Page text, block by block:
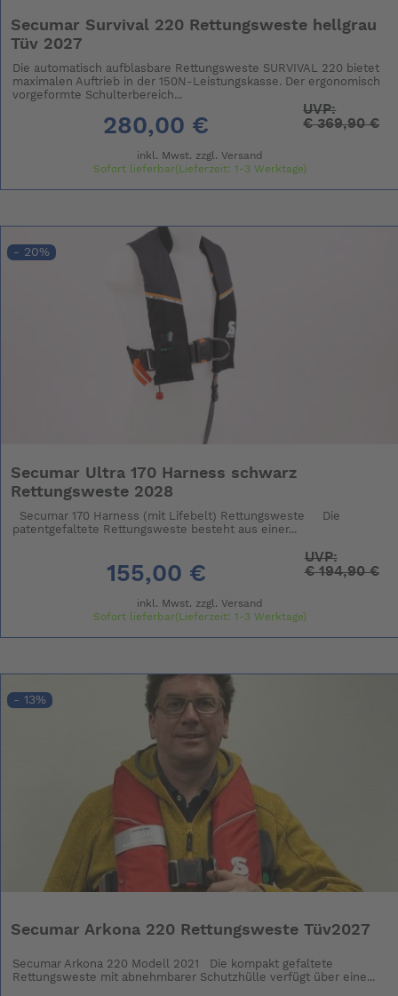
Secumar Survival 220 Rettungsweste hellgrau
Tüv 2027
Die automatisch aufblasbare Rettungsweste SURVIVAL 220 bietet
maximalen Auftrieb in der 150N-Leistungskasse. Der ergonomisch
vorgeformte Schulterbereich...
280,00 €
UVP:
€369,90 €
inkl. Mwst. zzgl. Versand
Sofort lieferbar(Lieferzeit: 1-3 Werktage)
- 20%
Secumar Ultra 170 Harness schwarz
Rettungsweste 2028
Secumar 170 Harness (mit Lifebelt) Rettungsweste Die
patentgefaltete Rettungsweste besteht aus einer...
155,00 €
UVP:
€194,90 €
inkl. Mwst. zzgl. Versand
Sofort lieferbar(Lieferzeit: 1-3 Werktage)
- 13%
Secumar Arkona 220 Rettungsweste Tüv2027
Secumar Arkona 220 Modell 2021 Die kompakt gefaltete
Rettungsweste mit abnehmbarer Schutzhülle verfügt über eine...